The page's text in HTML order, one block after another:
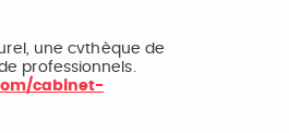
une cvthèque de
professionnels.
cabinet-